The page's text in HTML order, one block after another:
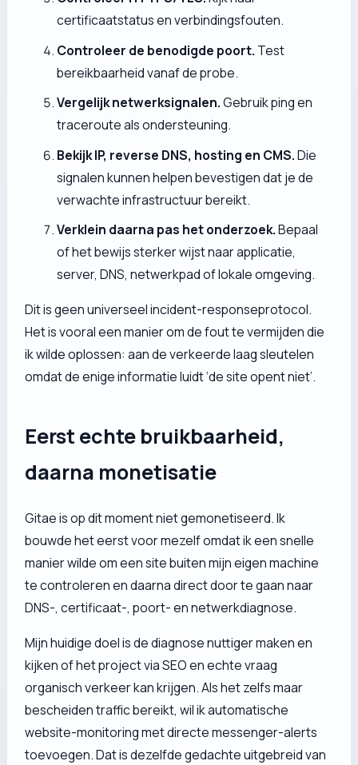
certificaatstatus en verbindingsfouten.
Controleer de benodigde poort. Test
bereikbaarheid vanaf de probe.
Vergelijk netwerksignalen.Gebruik ping en
traceroute als ondersteuning.
Bekijk IP, reverse DNS, hosting en CMS.Die
signalen kunnen helpen bevestigen dat je de
verwachte infrastructuur bereikt.
Verklein daarna pas het onderzoek.Bepaal
of het bewijs sterker wijst naar applicatie,
server, DNS, netwerkpad of lokale omgeving.
Dit is geen universeel incident-responseprotocol.
Het is vooral een manier om de fout te vermijden die
ik wilde oplossen: aan de verkeerde laag sleutelen
omdat de enige informatie luidt ‘de site opent niet’.
Eerst echte bruikbaarheid,
daarna monetisatie
Gitae is op dit moment niet gemonetiseerd. Ik
bouwde het eerst voor mezelf omdat ik een snelle
manier wilde om een site buiten mijn eigen machine
te controleren en daarna direct door te gaan naar
DNS-, certificaat-, poort- en netwerkdiagnose.
Mijn huidige doel is de diagnose nuttiger maken en
kijken of het project via SEO en echte vraag
organisch verkeer kan krijgen. Als het zelfs maar
bescheiden traffic bereikt, wil ik automatische
website-monitoring met directe messenger-alerts
toevoegen. Dat is dezelfde gedachte uitgebreid van